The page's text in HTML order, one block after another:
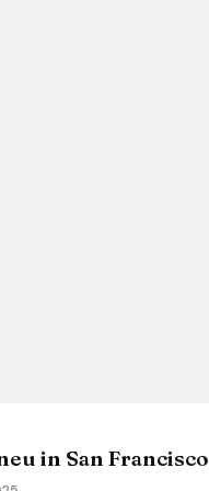
in San Francisco